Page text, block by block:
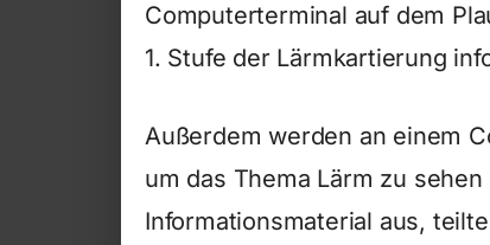
Computerterminal auf dem
1. Stufe der Lärmkartierung
Außerdem werden an einem
um das Thema Lärm zu
Informationsmaterial aus,